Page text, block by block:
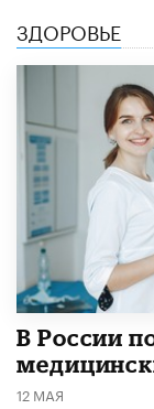
ЗДОРОВЬЕ
В России
12 МАЯ